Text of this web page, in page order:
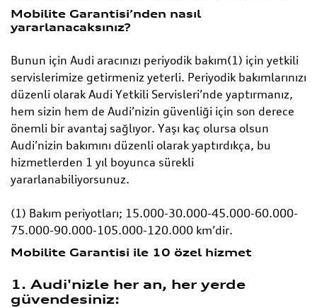
Mobilite Garantisi’nden nasıl
yararlanacaksınız?
Bunun için Audi aracınızı periyodik bakım(1) için yetkili
servislerimize getirmeniz yeterli. Periyodik bakımlarınızı
düzenli olarak Audi Yetkili Servisleri’nde yaptırmanız,
hem sizin hem de Audi’nizin güvenliği için son derece
önemli bir avantaj sağlıyor. Yaşı kaç olursa olsun
Audi’nizin bakımını düzenli olarak yaptırdıkça, bu
hizmetlerden 1 yıl boyunca sürekli
yararlanabiliyorsunuz.
(1) Bakım periyotları; 15.000-30.000-45.000-60.000-
75.000-90.000-105.000-120.000 km’dir.
Mobilite Garantisi ile 10 özel hizmet
1. Audi'nizle her an, her yerde
güvendesiniz: